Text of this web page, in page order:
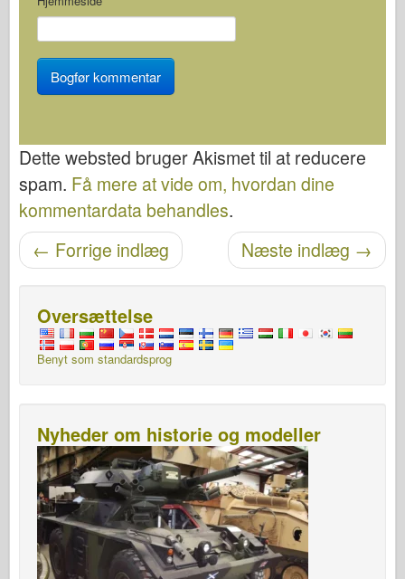
Dette websted bruger Akismet til at reducere
spam. Få mere at vide om, hvordan dine
kommentardata behandles.
Navigation efter post Næste indlæg →
← Forrige indlæg
Oversættelse
Benyt som standardsprog
Nyheder om historie og modeller